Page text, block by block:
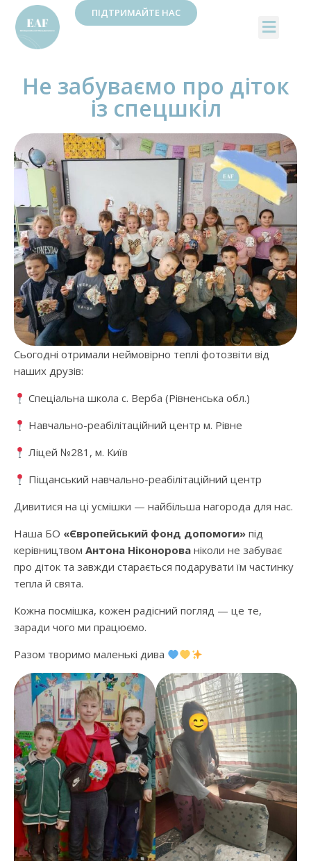
ПІДТРИМАЙТЕ НАС
Не забуваємо про діток
із спецшкіл
Сьогодні отримали неймовірно теплі фотозвіти від
наших друзів:
Спеціальна школа с. Верба (Рівненська обл.)
Навчально-реабілітаційний центр м. Рівне
Ліцей №281, м. Київ
Піщанський навчально-реабілітаційний центр
Дивитися на ці усмішки — найбільша нагорода для нас.
Наша БО «Європейський фонд допомоги» під
керівництвом Антона Ніконорова ніколи не забуває
про діток та завжди старається подарувати їм частинку
тепла й свята.
Кожна посмішка, кожен радісний погляд — це те,
заради чого ми працюємо.
Разом творимо маленькі дива